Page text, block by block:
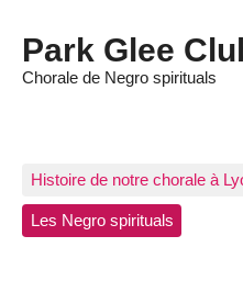
Park Glee
Chorale de Negro spirituals
Histoire de notre chorale à
Les Negro spirituals